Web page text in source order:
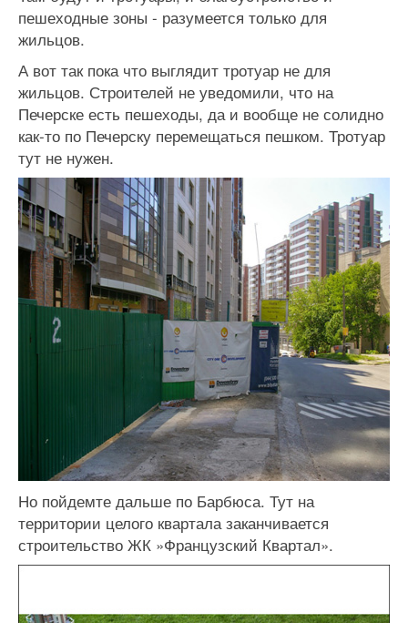
пешеходные зоны - разумеется только для
жильцов.
А вот так пока что выглядит тротуар не для
жильцов. Строителей не уведомили, что на
Печерске есть пешеходы, да и вообще не солидно
как-то по Печерску перемещаться пешком. Тротуар
тут не нужен.
Но пойдемте дальше по Барбюса. Тут на
территории целого квартала заканчивается
строительство ЖК »Французский Квартал».